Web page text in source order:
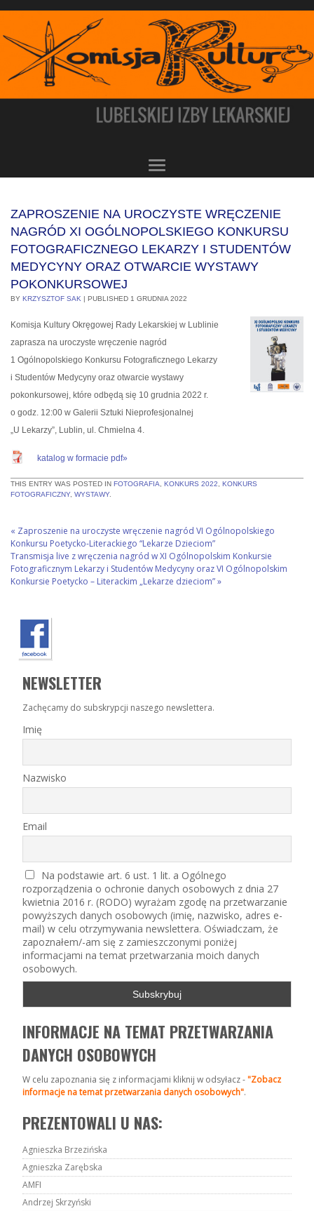
ZAPROSZENIE NA UROCZYSTE WRĘCZENIE
NAGRÓD XI OGÓLNOPOLSKIEGO KONKURSU
FOTOGRAFICZNEGO LEKARZY I STUDENTÓW
MEDYCYNY ORAZ OTWARCIE WYSTAWY
POKONKURSOWEJ
BY KRZYSZTOF SAK | PUBLISHED 1 GRUDNIA 2022
Komisja Kultury Okręgowej Rady Lekarskiej w Lublinie
zaprasza na uroczyste wręczenie nagród
1 Ogólnopolskiego Konkursu Fotograficznego Lekarzy
i Studentów Medycyny oraz otwarcie wystawy
pokonkursowej, które odbędą się 10 grudnia 2022 r.
o godz. 12:00 w Galerii Sztuki Nieprofesjonalnej
„U Lekarzy”, Lublin, ul. Chmielna 4.
katalog w formacie pdf»
THIS ENTRY WAS POSTED IN FOTOGRAFIA, KONKURS 2022, KONKURS
FOTOGRAFICZNY, WYSTAWY.
« Zaproszenie na uroczyste wręczenie nagród VI Ogólnopolskiego
Konkursu Poetycko-Literackiego “Lekarze Dzieciom”
Transmisja live z wręczenia nagród w XI Ogólnopolskim Konkursie
Fotograficznym Lekarzy i Studentów Medycyny oraz VI Ogólnopolskim
Konkursie Poetycko – Literackim „Lekarze dzieciom”»
NEWSLETTER
Zachęcamy do subskrypcji naszego newslettera.
Imię
Nazwisko
Email
Na podstawie art. 6 ust. 1 lit. a Ogólnego
rozporządzenia o ochronie danych osobowych z dnia 27
kwietnia 2016 r. (RODO) wyrażam zgodę na przetwarzanie
powyższych danych osobowych (imię, nazwisko, adres e-
mail) w celu otrzymywania newslettera. Oświadczam, że
zapoznałem/-am się z zamieszczonymi poniżej
informacjami na temat przetwarzania moich danych
osobowych.
INFORMACJE NA TEMAT PRZETWARZANIA
DANYCH OSOBOWYCH
W celu zapoznania się z informacjami kliknij w odsyłacz -"Zobacz
informacje na temat przetwarzania danych osobowych".
PREZENTOWALI U NAS:
Agnieszka Brzezińska
Agnieszka Zarębska
AMFI
Andrzej Skrzyński